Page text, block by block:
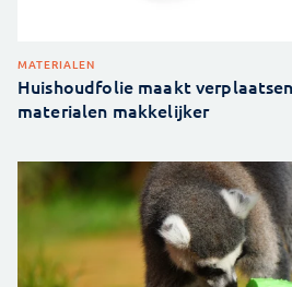
MATERIALEN
Huishoudfolie maakt
materialen makkelijker